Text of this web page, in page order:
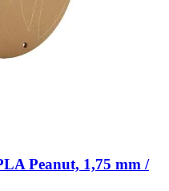
Peanut, 1,75 mm /